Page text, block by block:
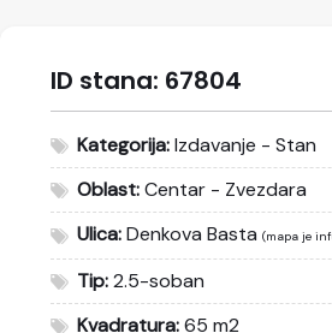
ID stana: 67804
Kategorija:Izdavanje - Stan
Oblast:Centar - Zvezdara
Ulica:Denkova Basta (mapa je
Tip:2.5-soban
Kvadratura:65 m2